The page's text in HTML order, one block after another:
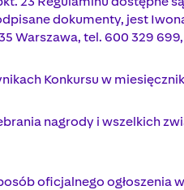
dokumenty, jest
Warszawa, tel. 600 329
Konkursu w
nagrody i wszelkich
oficjalnego